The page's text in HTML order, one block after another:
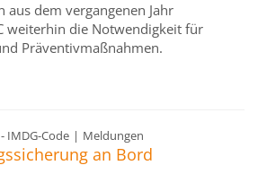
aus dem vergangenen Jahr
weiterhin die Notwendigkeit für
Präventivmaßnahmen.
IMDG-Code | Meldungen
an Bord